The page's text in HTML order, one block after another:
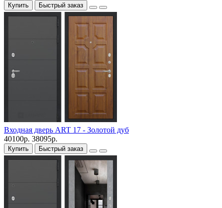
Купить Быстрый заказ
Входная дверь ART 17 - Золотой дуб
40100р. 38095р.
Купить Быстрый заказ